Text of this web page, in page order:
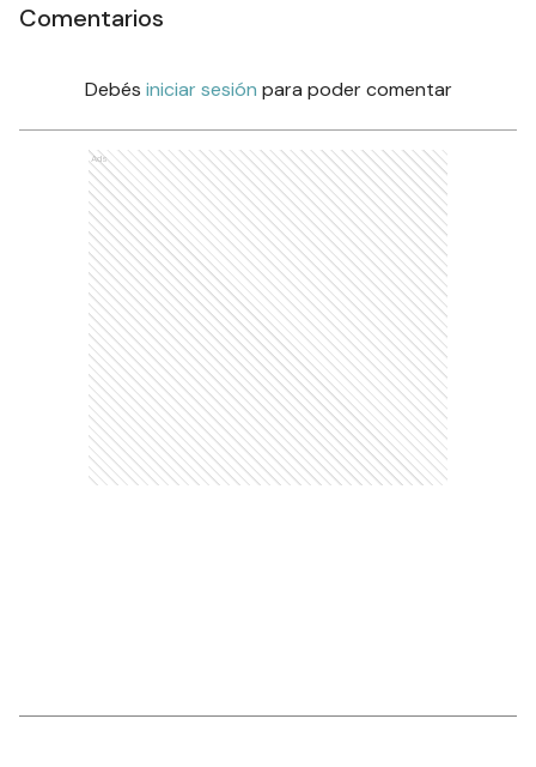
Comentarios
Debés iniciar sesión para poder comentar
Ads